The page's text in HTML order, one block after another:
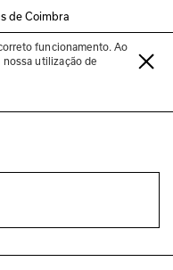
de Coimbra
funcionamento. Ao
nossa utilização de